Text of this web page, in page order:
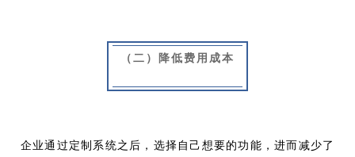
（二）降低费用成本
企业通过定制系统之后，选择自己想要的功能，进而减少了